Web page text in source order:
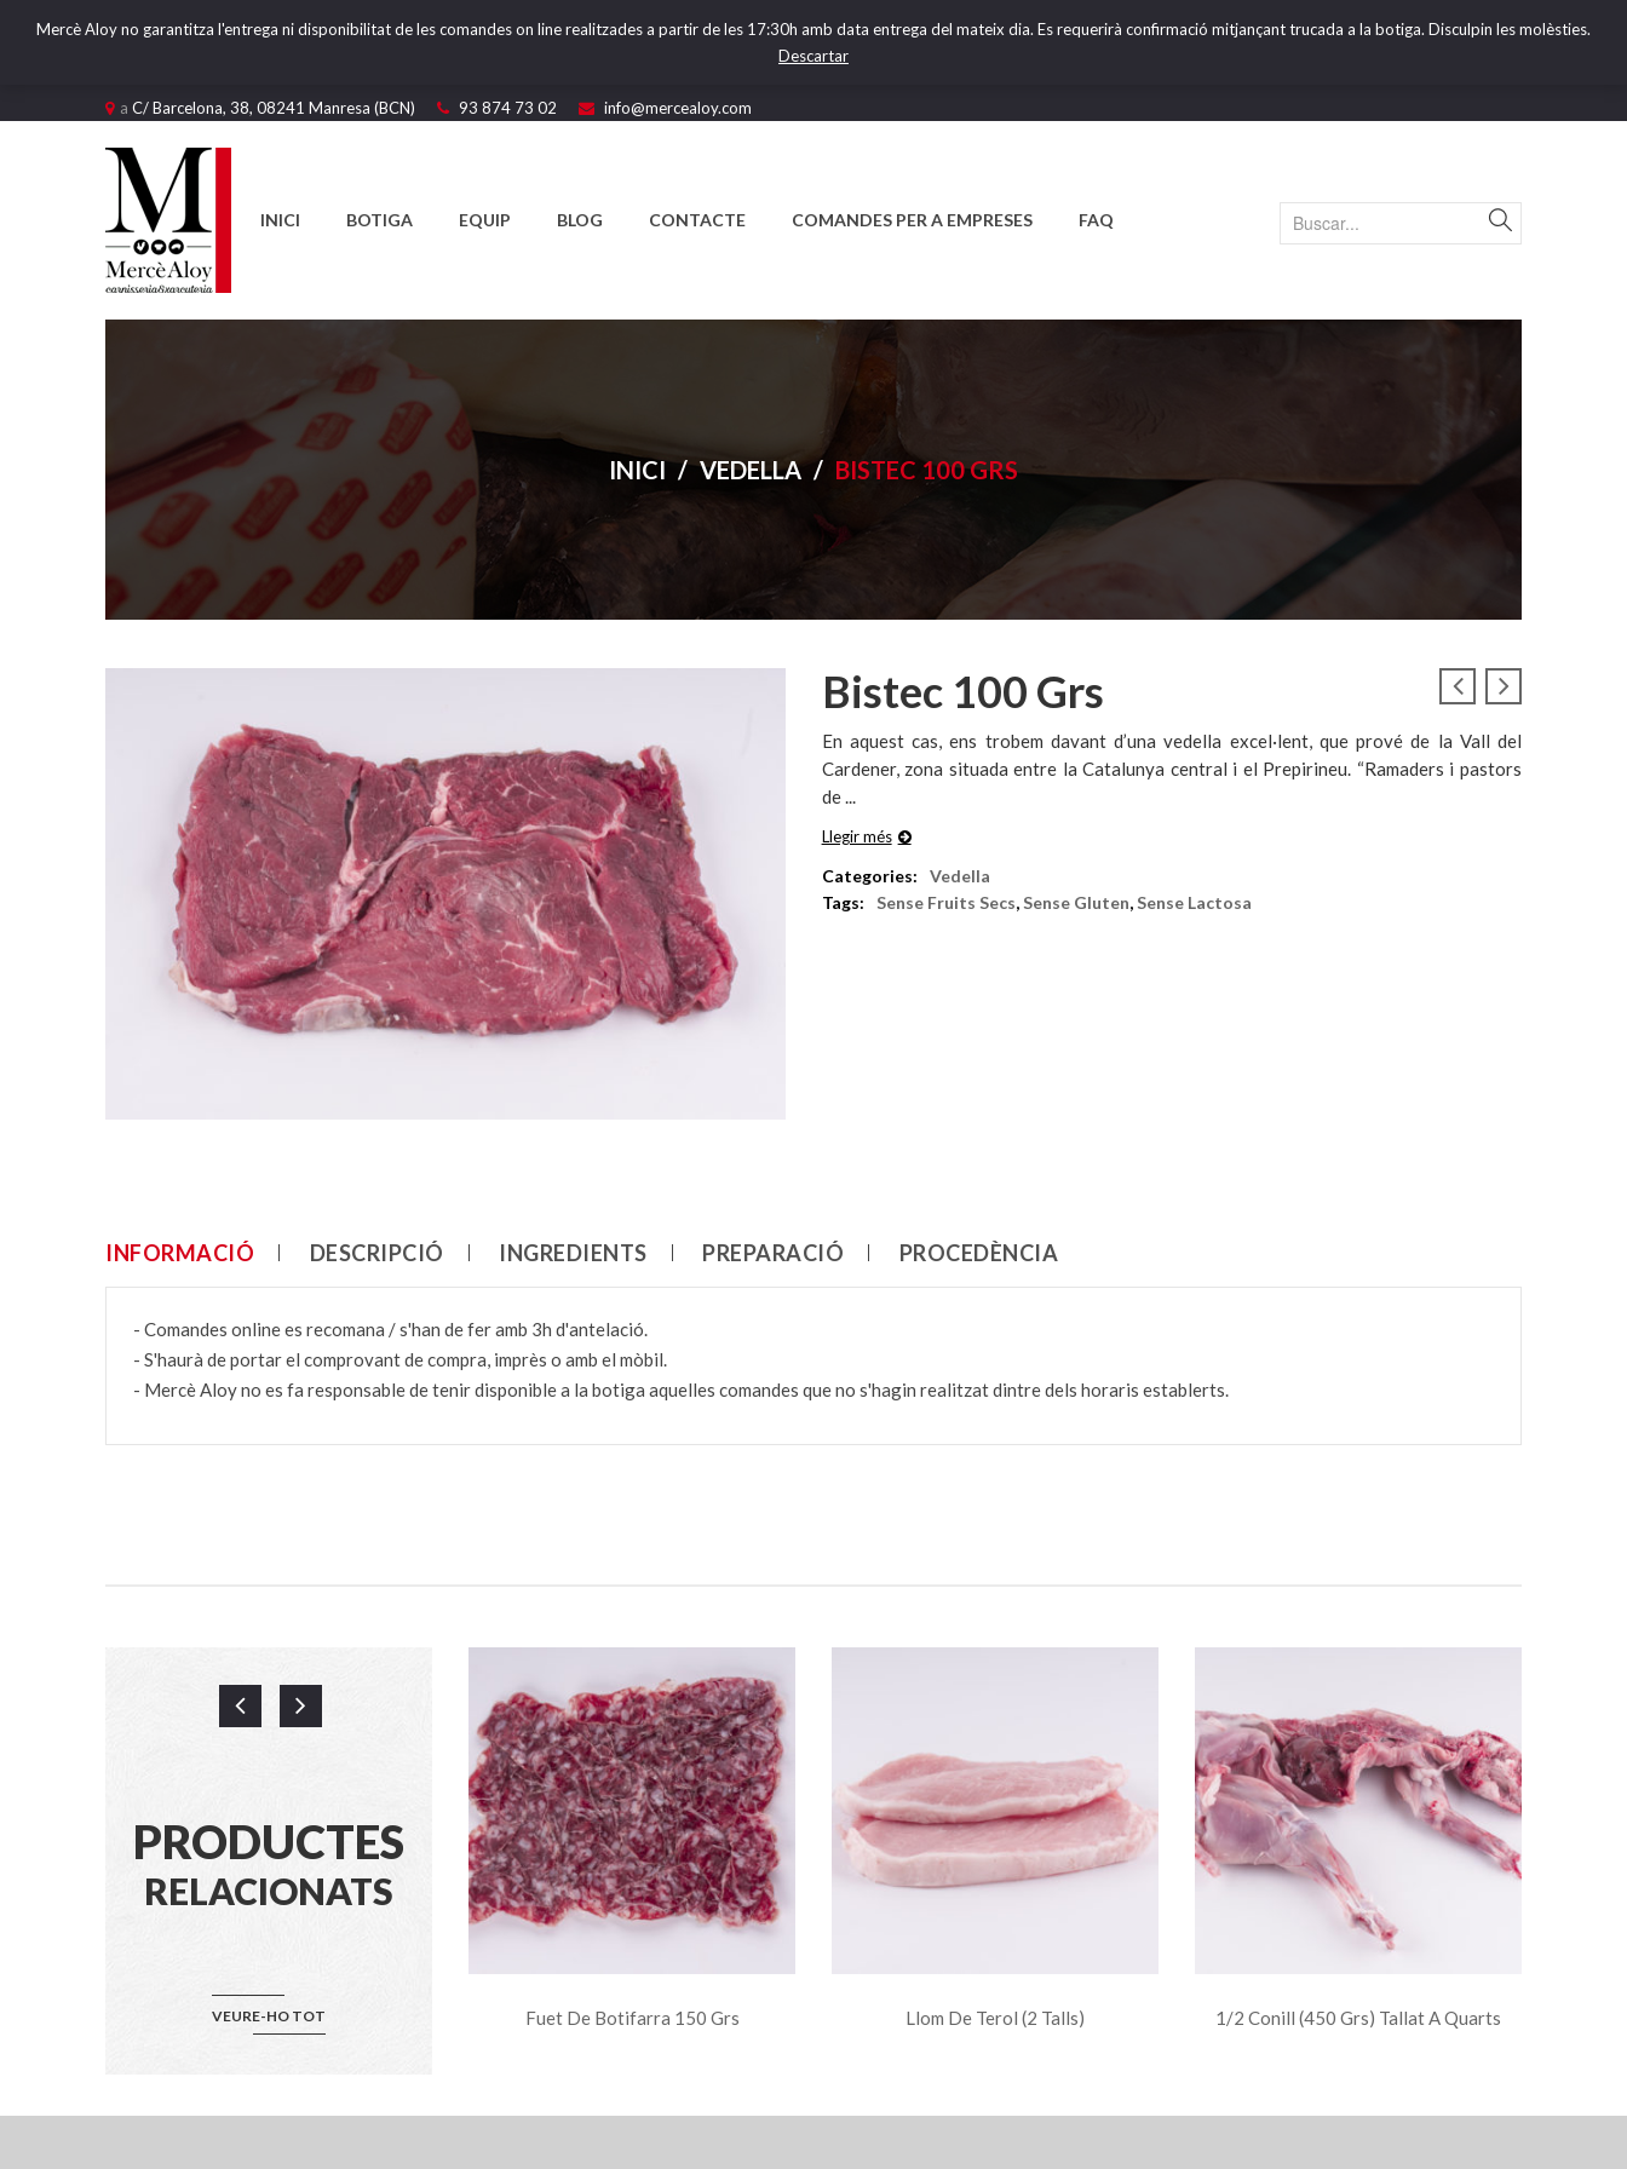
Mercè Aloy no garantitza l'entrega ni disponibilitat de les comandes on line realitzades a partir de les 17:30h amb data entrega del mateix dia. Es requerirà confirmació mitjançant trucada a la botiga. Disculpin les molèsties.
Descartar
a C/ Barcelona, 38, 08241 Manresa (BCN) 93 874 73 02 info@mercealoy.com
INICI BOTIGA EQUIP BLOG CONTACTE COMANDES PER A EMPRESES FAQ
INICI / VEDELLA / BISTEC 100 GRS
Bistec 100 Grs
En aquest cas, ens trobem davant d’una vedella excel·lent, que prové de la Vall del
Cardener, zona situada entre la Catalunya central i el Prepirineu. “Ramaders i pastors
de ...
Llegir més
Categories:
Vedella
Tags:
Sense Fruits Secs,Sense Gluten,Sense Lactosa
INFORMACIÓ DESCRIPCIÓ INGREDIENTS PREPARACIÓ PROCEDÈNCIA
- Comandes online es recomana / s'han de fer amb 3h d'antelació.
- S'haurà de portar el comprovant de compra, imprès o amb el mòbil.
- Mercè Aloy no es fa responsable de tenir disponible a la botiga aquelles comandes que no s'hagin realitzat dintre dels horaris establerts.
PRODUCTES
RELACIONATS
VEURE-HO TOT
Cuixes De Pollastre Del Rei Fuet De Botifarra 150 Grs Llom De Terol (2 Talls) 1/2 Conill (450 Grs) Tallat A Quarts